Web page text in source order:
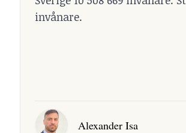
invånare.
Alexander Isa